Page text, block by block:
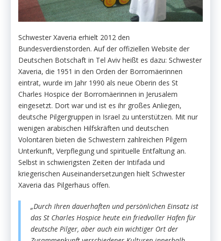
Schwester Xaveria erhielt 2012 den
Bundesverdienstorden. Auf der offiziellen Website der
Deutschen Botschaft in Tel Aviv heißt es dazu: Schwester
Xaveria, die 1951 in den Orden der Borromäerinnen
eintrat, wurde im Jahr 1990 als neue Oberin des St
Charles Hospice der Borromäerinnen in Jerusalem
eingesetzt. Dort war und ist es ihr großes Anliegen,
deutsche Pilgergruppen in Israel zu unterstützen. Mit nur
wenigen arabischen Hilfskräften und deutschen
Volontären bieten die Schwestern zahlreichen Pilgern
Unterkunft, Verpflegung und spirituelle Entfaltung an.
Selbst in schwierigsten Zeiten der Intifada und
kriegerischen Auseinandersetzungen hielt Schwester
Xaveria das Pilgerhaus offen.
„Durch Ihren dauerhaften und persönlichen Einsatz ist
das St Charles Hospice heute ein friedvoller Hafen für
deutsche Pilger, aber auch ein wichtiger Ort der